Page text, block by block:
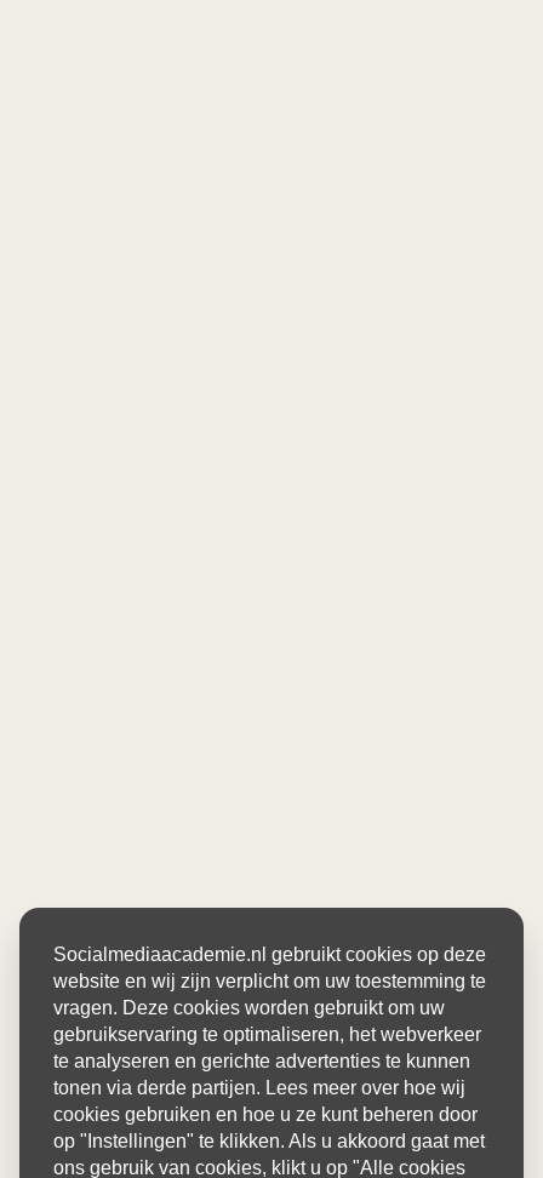
Socialmediaacademie.nl gebruikt cookies op deze
website en wij zijn verplicht om uw toestemming te
vragen. Deze cookies worden gebruikt om uw
gebruikservaring te optimaliseren, het webverkeer
te analyseren en gerichte advertenties te kunnen
tonen via derde partijen. Lees meer over hoe wij
cookies gebruiken en hoe u ze kunt beheren door
op "Instellingen" te klikken. Als u akkoord gaat met
ons gebruik van cookies, klikt u op "Alle cookies